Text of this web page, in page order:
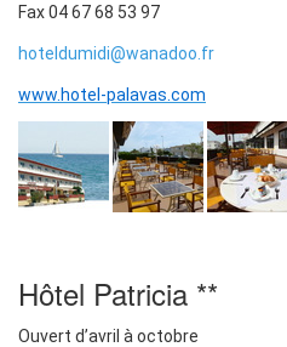
Fax 04 67 68 53 97
hoteldumidi@wanadoo.fr
www.hotel-palavas.com
Hôtel Patricia **
Ouvert d’avril à octobre